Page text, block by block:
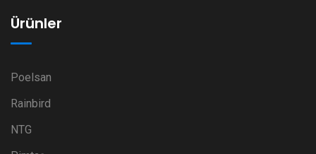
Ürünler
Poelsan
Rainbird
NTG